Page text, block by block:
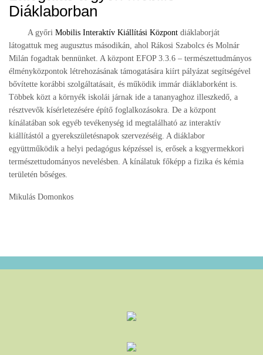
Diáklaborban
A győri Mobilis Interaktív Kiállítási Központ diáklaborját
látogattuk meg augusztus másodikán, ahol Rákosi Szabolcs és Molnár
Milán fogadtak bennünket. A központ EFOP 3.3.6 – természettudmányos
élményközpontok létrehozásának támogatására kiírt pályázat segítségével
bővítette korábbi szolgáltatásait, és működik immár diáklaborként is.
Többek közt a környék iskolái járnak ide a tananyaghoz illeszkedő, a
résztvevők kísérletezésére építő foglalkozásokra. De a központ
kínálatában sok egyéb tevékenység id megtalálható az interaktív
kiállítástól a gyerekszületésnapok szervezéséig. A diáklabor
együttműködik a helyi pedagógus képzéssel is, erősek a ksgyermekkori
természettudományos nevelésben. A kínálatuk főképp a fizika és kémia
területén bőséges.
Mikulás Domonkos